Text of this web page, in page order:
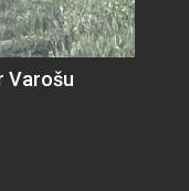
Varošu